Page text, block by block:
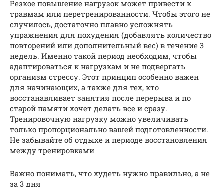
Резкое повышение нагрузок может привести к
травмам или перетренированности. Чтобы этого не
случилось, достаточно плавно усложнять
упражнения для похудения (добавлять количество
повторений или дополнительный вес) в течение 3
недель. Именно такой период необходим, чтобы
адаптироваться к нагрузкам и не подвергать
организм стрессу. Этот принцип особенно важен
для начинающих, а также для тех, кто
восстанавливает занятия после перерыва и по
старой памяти хочет делать все и сразу.
Тренировочную нагрузку можно увеличивать
только пропорционально вашей подготовленности.
Не забывайте об отдыхе и периоде восстановления
между тренировками
Важно понимать, что худеть нужно правильно, а не
за 3 дня